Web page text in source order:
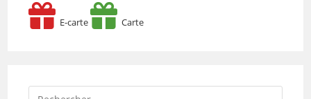
E-carte Carte